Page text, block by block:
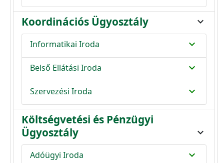
Koordinációs Ügyosztály expand_more
Informatikai Iroda expand_more
Belső Ellátási Iroda expand_more
Szervezési Iroda expand_more
Költségvetési és Pénzügyi
Ügyosztály
expand_more
Adóügyi Iroda expand_more